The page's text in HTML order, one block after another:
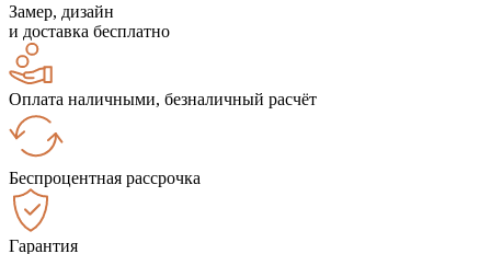
Замер, дизайн
и доставка бесплатно
Оплата наличными, безналичный расчёт
Беспроцентная рассрочка
Гарантия